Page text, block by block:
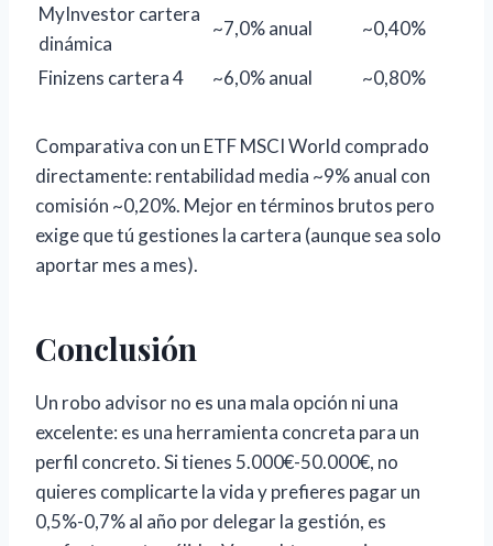
MyInvestor cartera
dinámica
~7,0% anual ~0,40%
Finizens cartera 4 ~6,0% anual ~0,80%
Comparativa con un ETF MSCI World comprado
directamente: rentabilidad media ~9% anual con
comisión ~0,20%. Mejor en términos brutos pero
exige que tú gestiones la cartera (aunque sea solo
aportar mes a mes).
Conclusión
Un robo advisor no es una mala opción ni una
excelente: es una herramienta concreta para un
perfil concreto. Si tienes 5.000€-50.000€, no
quieres complicarte la vida y prefieres pagar un
0,5%-0,7% al año por delegar la gestión, es